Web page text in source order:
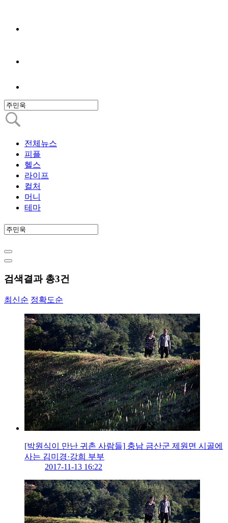
전체뉴스
피플
헬스
라이프
컬처
머니
테마
검색결과 총3건
최신순 정확도순
[박원식이 만난 귀촌 사람들] 충남 금산군 제원면 시골에
사는 김미경·강희 부부
2017-11-13 16:22